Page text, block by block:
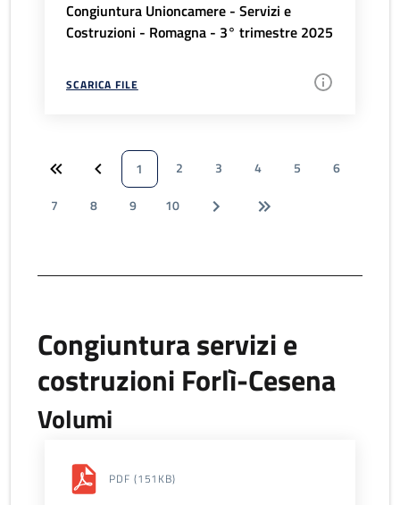
Congiuntura Unioncamere - Servizi e
Costruzioni - Romagna - 3° trimestre 2025
SCARICA FILE
1 2 3 4 5
6
7
8 9 10
Congiuntura servizi e
costruzioni Forlì-Cesena
Volumi
PDF (151KB)